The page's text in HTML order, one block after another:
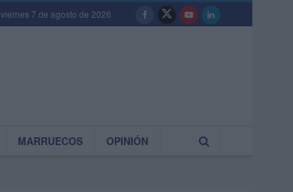
viernes 7 de agosto de 2026
MARRUECOS OPINIÓN